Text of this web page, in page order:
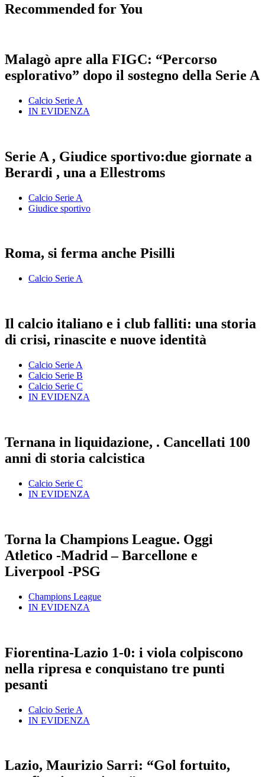
Recommended for You
Malagò apre alla FIGC: “Percorso
esplorativo” dopo il sostegno della Serie A
Calcio Serie A
IN EVIDENZA
Serie A , Giudice sportivo:due giornate a
Berardi , una a Ellestroms
Calcio Serie A
Giudice sportivo
Roma, si ferma anche Pisilli
Calcio Serie A
Il calcio italiano e i club falliti: una storia
di crisi, rinascite e nuove identità
Calcio Serie A
Calcio Serie B
Calcio Serie C
IN EVIDENZA
Ternana in liquidazione, . Cancellati 100
anni di storia calcistica
Calcio Serie C
IN EVIDENZA
Torna la Champions League. Oggi
Atletico -Madrid – Barcellone e
Liverpool -PSG
Champions League
IN EVIDENZA
Fiorentina-Lazio 1-0: i viola colpiscono
nella ripresa e conquistano tre punti
pesanti
Calcio Serie A
IN EVIDENZA
Lazio, Maurizio Sarri: “Gol fortuito,